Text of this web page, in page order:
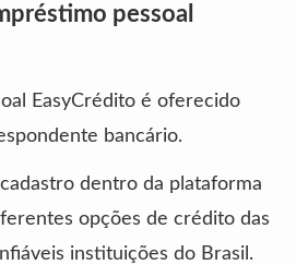
pessoal
EasyCrédito é oferecido
bancário.
dentro da plataforma
opções de crédito das
instituições do Brasil.